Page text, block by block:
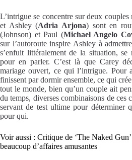
L’intrigue se concentre sur deux couples
et Ashley (Adria Arjona) sont en
(Johnson) et Paul (Michael Angelo
sur l’autoroute inspire Ashley à
s’enfuit littéralement de la situation,
pour en parler. C’est là que Carey
mariage ouvert, ce qui l’intrigue.
finissent par dormir ensemble, ce qui
tout le monde, bien qu’un couple ait
du temps, diverses combinaisons de ces
servant de test ultime pour déterminer
pour qui.
Voir aussi : Critique de ‘The Naked
beaucoup d’affaires amusantes